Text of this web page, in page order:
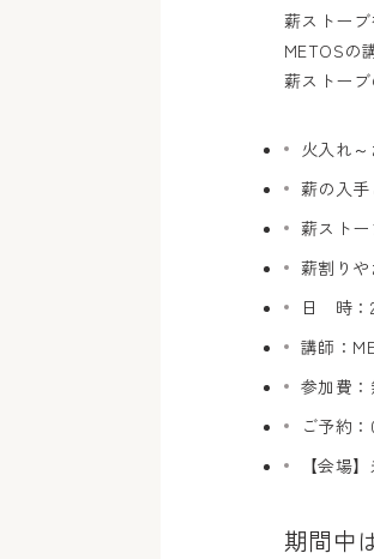
薪ストー
METOSの
薪ストー
火入れ
薪の入
薪スト
薪割り
日 時：
講師：
参加費
ご予約
【会場
期間中